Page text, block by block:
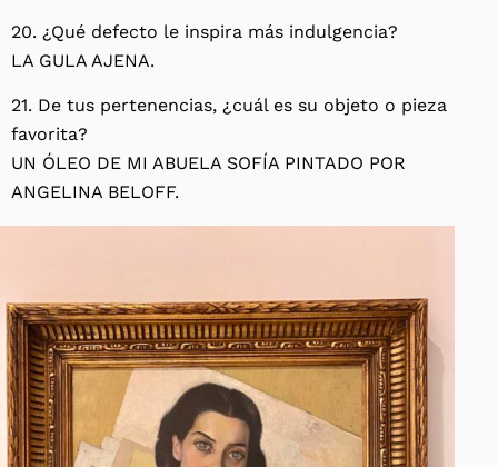
20. ¿Qué defecto le inspira más indulgencia?
LA GULA AJENA.
21. De tus pertenencias, ¿cuál es su objeto o pieza
favorita?
UN ÓLEO DE MI ABUELA SOFÍA PINTADO POR
ANGELINA BELOFF.